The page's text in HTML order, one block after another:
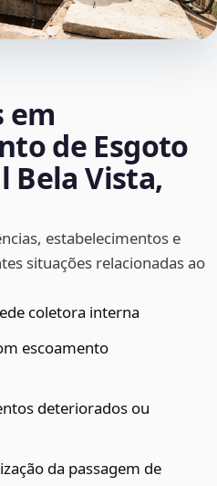
em
de Esgoto
Bela Vista,
estabelecimentos e
situações relacionadas ao
coletora interna
escoamento
deteriorados ou
da passagem de